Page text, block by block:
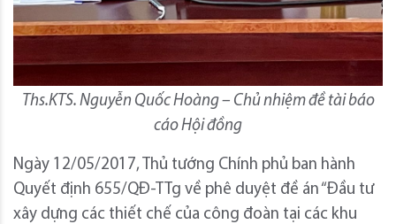
Ths.KTS. Nguyễn Quốc Hoàng – Chủ nhiệm đề tài báo
cáo Hội đồng
Ngày 12/05/2017, Thủ tướng Chính phủ ban hành
Quyết định 655/QĐ-TTg về phê duyệt đề án “Đầu tư
xây dựng các thiết chế của công đoàn tại các khu